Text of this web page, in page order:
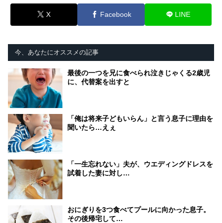
X Facebook LINE
今、あなたにオススメの記事
最後の一つを兄に食べられ泣きじゃくる2歳児
に、代替案を出すと
「俺は将来子どもいらん」と言う息子に理由を
聞いたら…えぇ
「一生忘れない」夫が、ウエディングドレスを
試着した妻に対し…
おにぎりを3つ食べてプールに向かった息子。
その後帰宅して…